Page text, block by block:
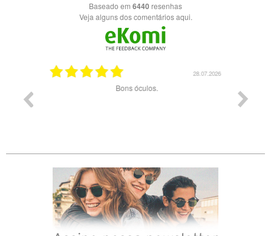
Baseado em 6440 resenhas
Veja alguns dos comentários aqui.
28.07.2026
Bons óculos.